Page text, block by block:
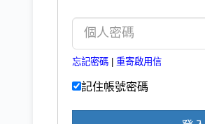
忘記密碼 重寄啟用信
記住帳號密碼